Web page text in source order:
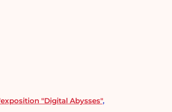
"Digital Abysses",